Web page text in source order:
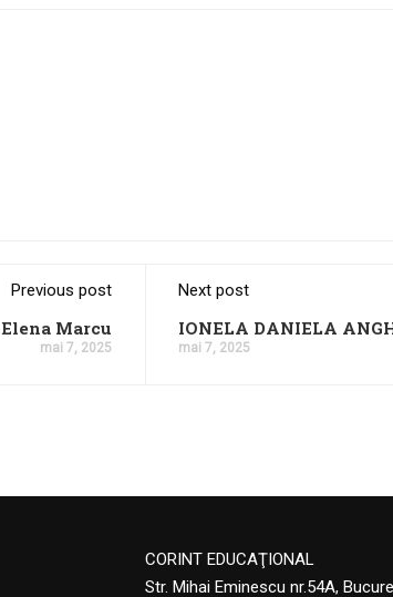
Previous post
Elena Marcu
mai 7, 2025
Next post
IONELA DANIELA
mai 7, 2025
CORINT EDUCAŢIONAL
Str. Mihai Eminescu nr.54A,